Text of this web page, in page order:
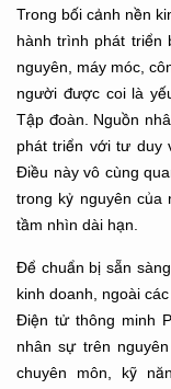
Trong bối cảnh nền
hành trình phát triển
nguyên, máy móc,
người được coi là
Tập đoàn. Nguồn
phát triển với tư duy
Điều này vô cùng
trong kỷ nguyên của
tầm nhìn dài hạn.
Để chuẩn bị sẵn
kinh doanh, ngoài
Điện tử thông minh
nhân sự trên
chuyên môn, kỹ